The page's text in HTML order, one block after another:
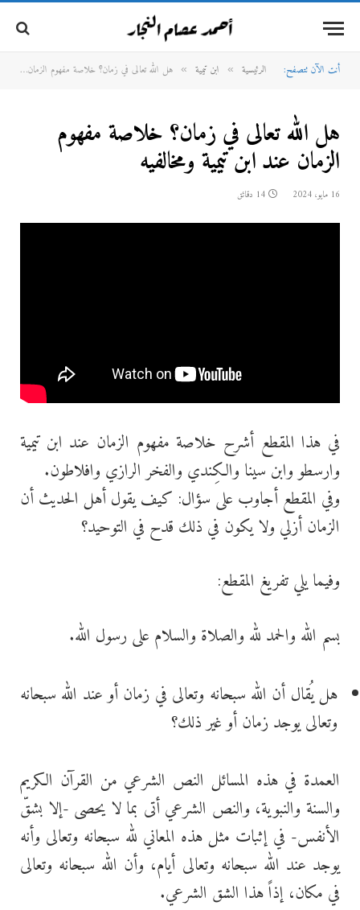
أنت الآن تتصفح: الرئيسية » ابن تيمية » هل الله تعالى في زمان؟ خلاصة مفهوم الزمان عند ابن تيمية ومخالفيه
هل الله تعالى في زمان؟ خلاصة مفهوم
الزمان عند ابن تيمية ومخالفيه
16 مايو، 2024 14 دقائق
في هذا المقطع أشرح خلاصة مفهوم الزمان عند ابن تيمية
وارسطو وابن سينا والكِندي والفخر الرازي وافلاطون.
وفي المقطع أجاوب على سؤال: كيف يقول أهل الحديث أن
الزمان أزلي ولا يكون في ذلك قدح في التوحيد؟
وفيما يلي تفريغ المقطع:
بسم الله والحمد لله والصلاة والسلام على رسول الله.
هل يُقال أن الله سبحانه وتعالى في زمان أو عند الله سبحانه
وتعالى يوجد زمان أو غير ذلك؟
العمدة في هذه المسائل النص الشرعي من القرآن الكريم
والسنة والنبوية، والنص الشرعي أتى بما لا يحصى -إلا بشقّ
الأنفس- في إثبات مثل هذه المعاني لله سبحانه وتعالى وأنه
يوجد عند الله سبحانه وتعالى أيام، وأن الله سبحانه وتعالى
في مكان، إذاً هذا الشق الشرعي.